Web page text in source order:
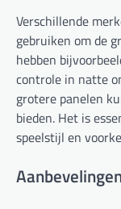
Verschillende
gebruiken om de
hebben
controle in natte
grotere panelen
bieden. Het is
speelstijl en